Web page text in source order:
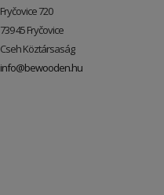
Fryčovice 720
739 45 Fryčovice
Cseh Köztársaság
info@bewooden.hu